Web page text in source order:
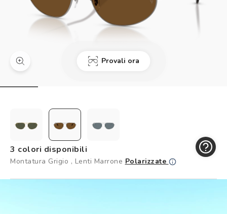
Brand
Prenota un test della vista gratuito
I miei ordini
Controllo visivo
Carta fedeltà
Provali ora
3 colori disponibili
Montatura Grigio , Lenti Marrone Polarizzate